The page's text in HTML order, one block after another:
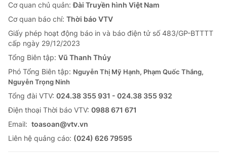
Cơ quan chủ quản:Đài Truyền hình Việt Nam
Cơ quan báo chí: Thời báo VTV
Giấy phép hoạt động báo in và báo điện tử số 483/GP-BTTTT
cấp ngày 29/12/2023
Tổng Biên tập: Vũ Thanh Thủy
Phó Tổng Biên tập: Nguyễn Thị Mỹ Hạnh, Phạm Quốc Thắng,
Nguyễn Trọng Ninh
Tổng đài VTV: 024.38 355 931 - 024.38 355 932
Ðiện thoại Thời báo VTV: 0988 671 671
Email: toasoan@vtv.vn
Liên hệ quảng cáo: (024) 626 79595